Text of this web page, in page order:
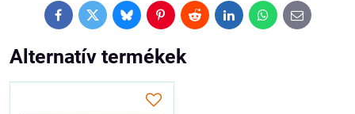
FacebookTwitterBlueskyPinterestRedditLinkedInWhatsApp
E-
mail
Alternatív termékek